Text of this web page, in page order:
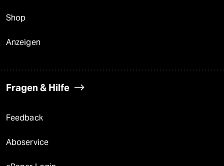
Shop
Anzeigen
Fragen & Hilfe
Feedback
Aboservice